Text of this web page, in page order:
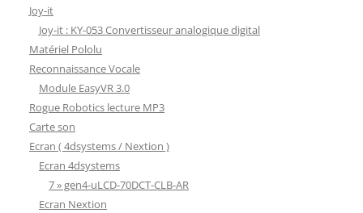
Joy-it
Joy-it : KY-053 Convertisseur analogique digital
Matériel Pololu
Reconnaissance Vocale
Module EasyVR 3.0
Rogue Robotics lecture MP3
Carte son
Ecran ( 4dsystems / Nextion )
Ecran 4dsystems
7 » gen4-uLCD-70DCT-CLB-AR
Ecran Nextion